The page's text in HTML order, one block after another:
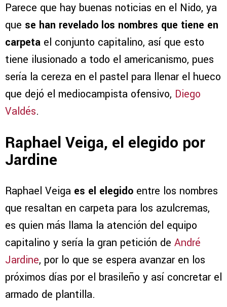
Parece que hay buenas noticias en el Nido, ya
que se han revelado los nombres que tiene en
carpeta el conjunto capitalino, así que esto
tiene ilusionado a todo el americanismo, pues
sería la cereza en el pastel para llenar el hueco
que dejó el mediocampista ofensivo, Diego
Valdés.
Raphael Veiga, el elegido por
Jardine
Raphael Veiga es el elegido entre los nombres
que resaltan en carpeta para los azulcremas,
es quien más llama la atención del equipo
capitalino y sería la gran petición de André
Jardine, por lo que se espera avanzar en los
próximos días por el brasileño y así concretar el
armado de plantilla.